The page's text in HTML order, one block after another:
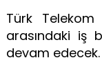
Türk
arasındaki iş
devam edecek.